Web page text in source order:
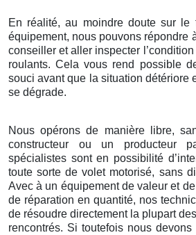
En réalité, au moindre doute sur le
équipement, nous pouvons répondre
conseiller et aller inspecter
roulants. Cela vous rend possible
souci avant que la situation détériore
se dégrade.
Nous opérons de manière libre,
constructeur ou un producteur
spécialistes sont en possibilité
toute sorte de volet motorisé, sans
Avec à un équipement de valeur et
de réparation en quantité, nos
de résoudre directement la plupart
rencontrés. Si toutefois nous